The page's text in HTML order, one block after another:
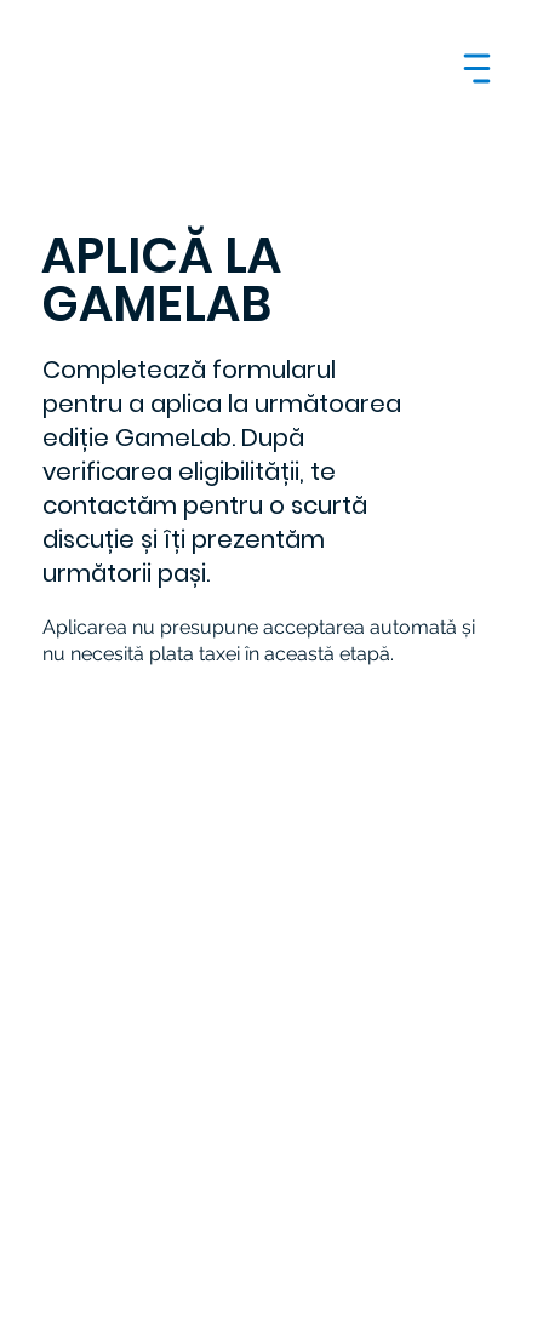
APLICĂ LA
GAMELAB
Completează formularul
pentru a aplica la următoarea
ediție GameLab. După
verificarea eligibilității, te
contactăm pentru o scurtă
discuție și îți prezentăm
următorii pași.
Aplicarea nu presupune acceptarea automată și
nu necesită plata taxei în această etapă.